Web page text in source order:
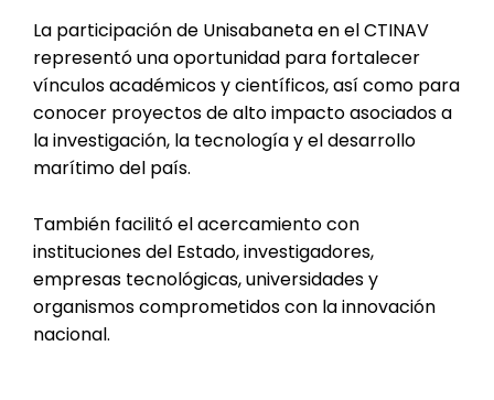
La participación de Unisabaneta en el CTINAV
representó una oportunidad para fortalecer
vínculos académicos y científicos, así como para
conocer proyectos de alto impacto asociados a
la investigación, la tecnología y el desarrollo
marítimo del país.
También facilitó el acercamiento con
instituciones del Estado, investigadores,
empresas tecnológicas, universidades y
organismos comprometidos con la innovación
nacional.